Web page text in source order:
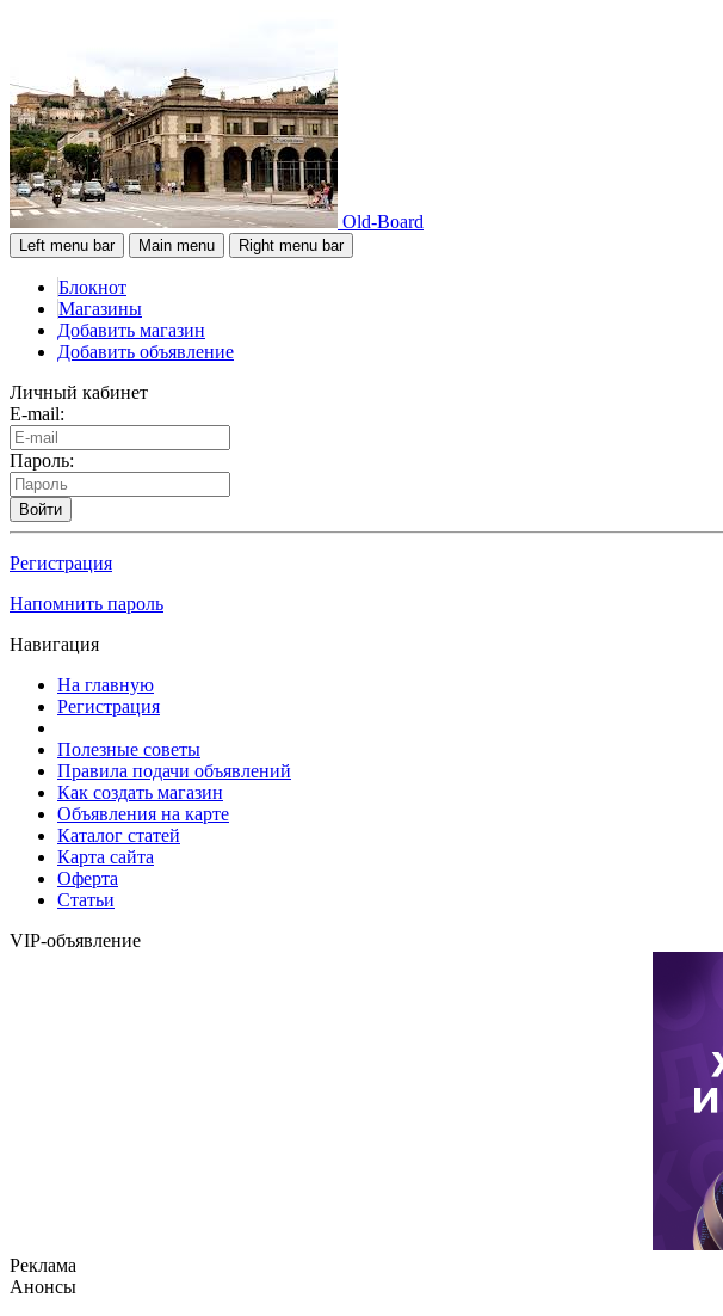
Old-Board
Left menu bar Main menu Right menu bar
Блокнот
Магазины
Добавить магазин
Добавить объявление
Личный кабинет
E-mail:
Пароль:
Войти
Регистрация
Напомнить пароль
Навигация
На главную
Регистрация
Полезные советы
Правила подачи объявлений
Как создать магазин
Объявления на карте
Каталог статей
Карта сайта
Оферта
Статьи
VIP-объявление
Реклама
Анонсы